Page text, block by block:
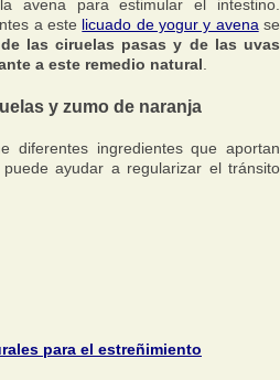
avena para estimular el intestino.
a este licuado de yogur y avena se
las ciruelas pasas y de las uvas
a este remedio natural
y zumo de naranja
diferentes ingredientes que aportan
ayudar a regularizar el tránsito
para el estreñimiento